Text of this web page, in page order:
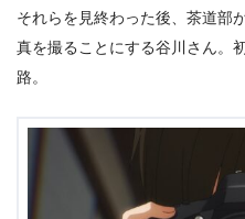
それらを見終わった後、茶道部
真を撮ることにする谷川さん。
路。